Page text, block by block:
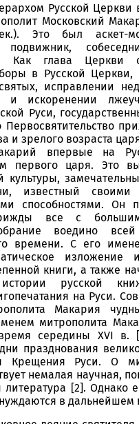
Русской Церкви
Московский
Это был аскет-
подвижник,
Как глава Церкви
в Русской Церкви,
исправлении
и искоренении
Руси,
и зрелого возраста
впервые на
первого царя. Это
культуры,
известный своими
способностями. Он
все с
воедино всей
времени. С его
изложение
книги, а также
русской
на Руси.
Макария
митрополита
середины XVI
празднования
Крещения Руси. О
немалая научная,
литература [2]. Однако
в дальнейшем